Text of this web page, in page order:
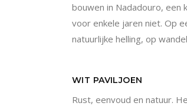
bouwen in Nadadouro, een
voor enkele jaren niet. Op
natuurlijke helling, op
WIT PAVILJOEN
Rust, eenvoud en natuur.